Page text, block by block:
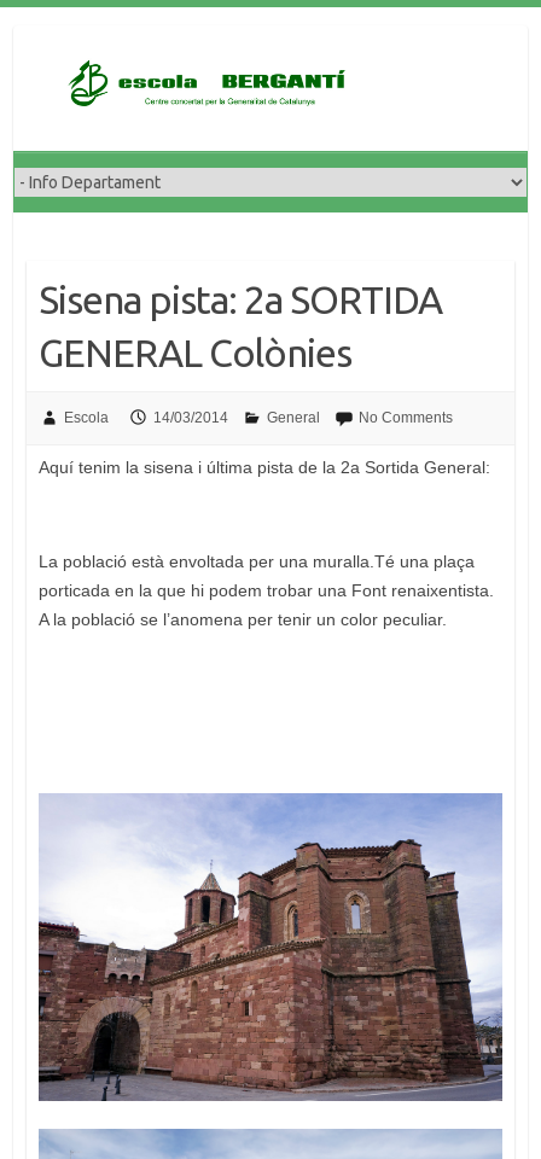
Sisena pista: 2a SORTIDA
GENERAL Colònies
Escola 14/03/2014 General No Comments
Aquí tenim la sisena i última pista de la 2a Sortida General:
La població està envoltada per una muralla.Té una plaça
porticada en la que hi podem trobar una Font renaixentista.
A la població se l’anomena per tenir un color peculiar.